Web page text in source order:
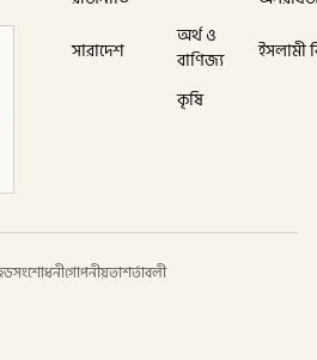
সারাদেশ
অর্থ ও
বাণিজ্য
কৃষি
ইসলামী
সংশোধনীগোপনীয়তাশর্তাবলী